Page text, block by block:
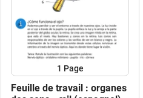
1 Page
Feuille de travail : organes